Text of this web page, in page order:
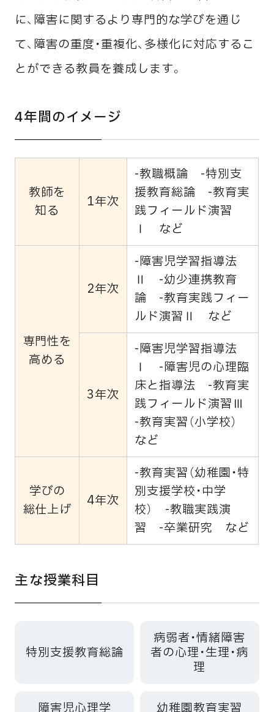
に、障害に関するより専門的な学びを通じ
て、障害の重度・重複化、多様化に対応するこ
とができる教員を養成します。
4年間のイメージ
教師を
知る
1年次
-教職概論 -特別支
援教育総論 -教育実
践フィールド演習
Ⅰ など
専門性を
高める
2年次
-障害児学習指導法
Ⅱ -幼少連携教育
論 -教育実践フィー
ルド演習Ⅱ など
3年次
-障害児学習指導法
Ⅰ -障害児の心理臨
床と指導法 -教育実
践フィールド演習Ⅲ
-教育実習（小学校）
など
学びの
総仕上げ
4年次
-教育実習（幼稚園・特
別支援学校・中学
校） -教職実践演
習 -卒業研究 など
主な授業科目
特別支援教育総論
病弱者・情緒障害
者の心理・生理・病
理
障害児心理学 幼稚園教育実習